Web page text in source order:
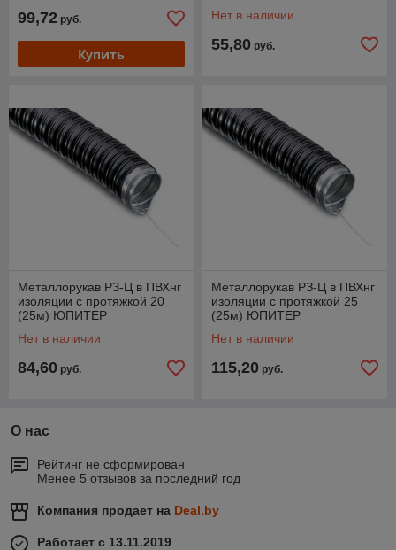
99,72 руб.
Купить
Нет в наличии
55,80 руб.
Металлорукав РЗ-Ц в ПВХнг
изоляции с протяжкой 20
(25м) ЮПИТЕР
Нет в наличии
84,60 руб.
Металлорукав РЗ-Ц в ПВХнг
изоляции с протяжкой 25
(25м) ЮПИТЕР
Нет в наличии
115,20 руб.
О нас
Рейтинг не сформирован
Менее 5 отзывов за последний год
Компания продает на Deal.by
Работает с 13.11.2019